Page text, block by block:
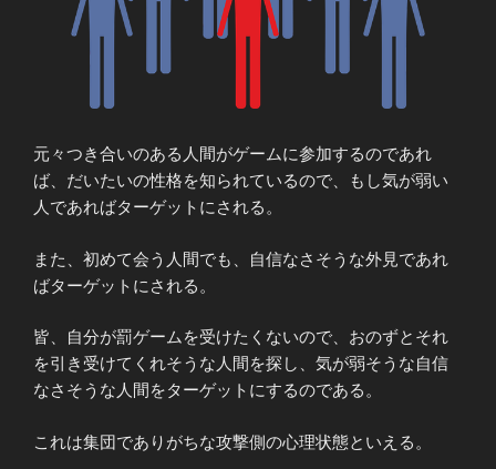
元々つき合いのある人間がゲームに参加するのであれ
ば、だいたいの性格を知られているので、もし気が弱い
人であればターゲットにされる。
また、初めて会う人間でも、自信なさそうな外見であれ
ばターゲットにされる。
皆、自分が罰ゲームを受けたくないので、おのずとそれ
を引き受けてくれそうな人間を探し、気が弱そうな自信
なさそうな人間をターゲットにするのである。
これは集団でありがちな攻撃側の心理状態といえる。